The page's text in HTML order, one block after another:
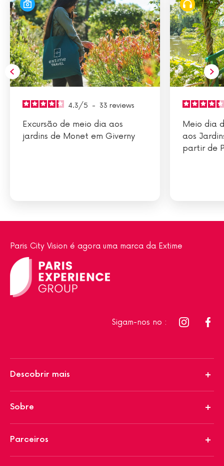
4.3/5 - 33 reviews
Excursão de meio dia aos
jardins de Monet em Giverny
Meio dia
aos
partir de
Paris City Vision é agora uma marca da Extime
Sigam-nos no :
Descobrir mais
Sobre
Parceiros